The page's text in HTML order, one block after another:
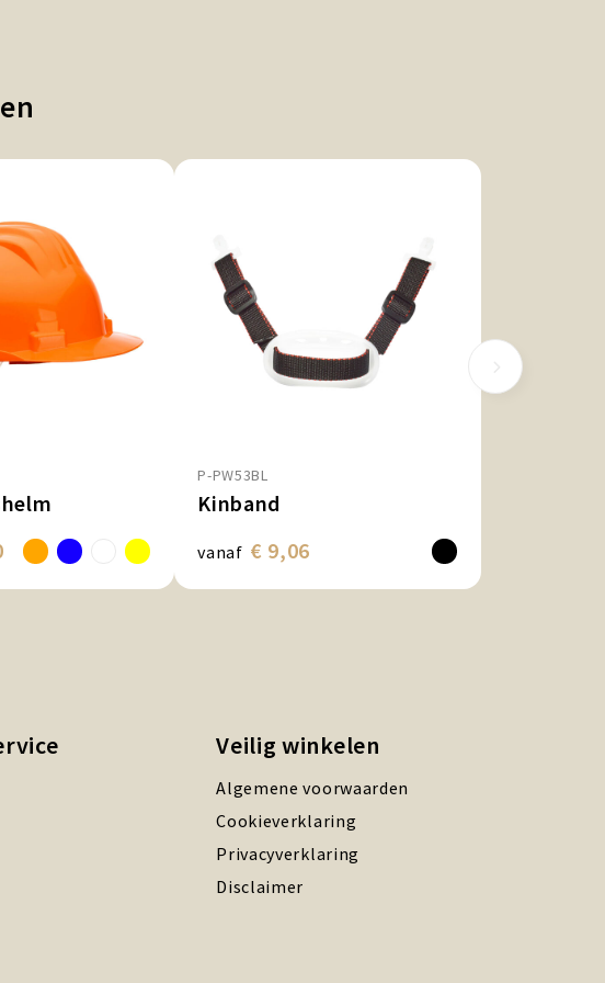
P-PW53BL
Kinband
vanaf € 9,06
Veilig winkelen
Algemene voorwaarden
Cookieverklaring
Privacyverklaring
Disclaimer